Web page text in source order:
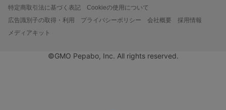
特定商取引法に基づく表記
Cookieの使用について
広告識別子の取得・利用
プライバシーポリシー 会社概要
採用情報
メディアキット
©GMO Pepabo, Inc. All rights reserved.